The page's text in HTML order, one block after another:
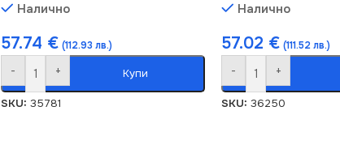
Налично
57.74 € (112.93 лв.)
- + Купи
SKU: 35781
Налично
57.02 € (111.52 лв.)
- +
SKU:36250